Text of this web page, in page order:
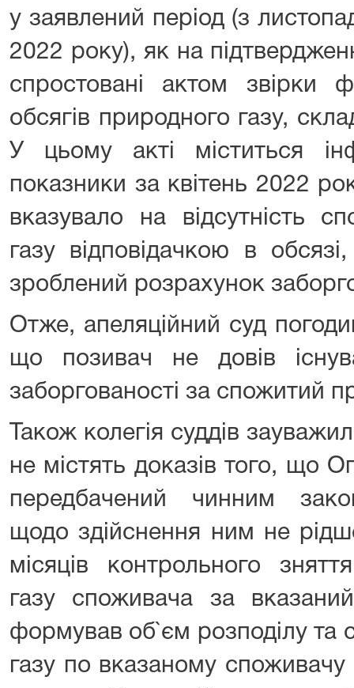
у заявлений період (з
2022 року), як на
спростовані актом звірки
обсягів природного газу,
У цьому акті міститься
показники за квітень 2022
вказувало на відсутність
газу відповідачкою в
зроблений розрахунок
Отже, апеляційний суд
що позивач не довів
заборгованості за спожитий
Також колегія суддів
не містять доказів того, що
передбачений чинним
щодо здійснення ним не
місяців контрольного
газу споживача за
формував об`єм розподілу та
газу по вказаному споживачу